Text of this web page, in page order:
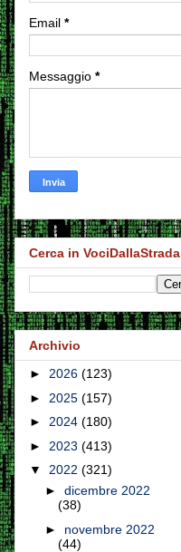
Email *
Messaggio *
Cerca in VociDallaStrada
Archivio
► 2026 (123)
► 2025 (157)
► 2024 (180)
► 2023 (413)
▼ 2022 (321)
► dicembre 2022
(38)
► novembre 2022
(44)